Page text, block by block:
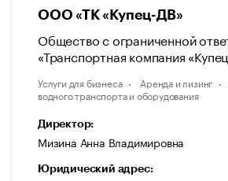
ООО «ТК «Купец-ДВ»
Общество с ограниченной
«Транспортная компания
Услуги для бизнеса Аренда и лизинг
водного транспорта и оборудования
Директор:
Мизина Анна Владимировна
Юридический адрес: